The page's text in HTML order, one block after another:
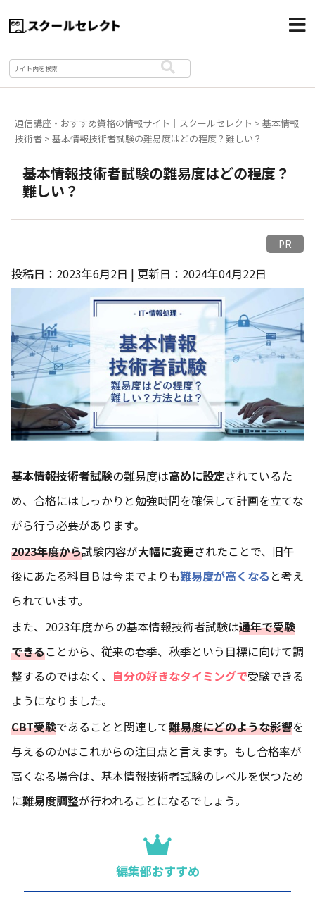
通信講座・おすすめ資格の情報サイト｜スクールセレクト >基本情報
技術者 >基本情報技術者試験の難易度はどの程度？難しい？
基本情報技術者試験の難易度はどの程度？
難しい？
PR
投稿日：2023年6月2日 | 更新日：2024年04月22日
基本情報技術者試験の難易度は高めに設定されているた
め、合格にはしっかりと勉強時間を確保して計画を立てな
がら行う必要があります。
2023年度から試験内容が大幅に変更されたことで、旧午
後にあたる科目Ｂは今までよりも難易度が高く なる と考え
られています。
また、2023年度からの基本情報技術者試験は通年で受験
できることから、従来の春季、秋季という目標に向けて調
整するのではなく、 自分の好きなタイミングで受験できる
ようになりました。
CBT受験であることと関連して難易度にどのような影響を
与えるのかはこれからの注目点と言えます。もし合格率が
高くなる場合は、基本情報技術者試験のレベルを保つため
に難易度調整が行われることになるでしょう。
編集部おすすめ